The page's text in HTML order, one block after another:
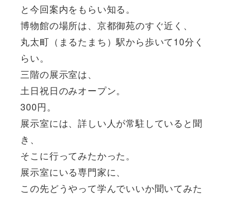
と今回案内をもらい知る。
博物館の場所は、京都御苑のすぐ近く、
丸太町（まるたまち）駅から歩いて10分く
らい。
三階の展示室は、
土日祝日のみオープン。
300円。
展示室には、詳しい人が常駐していると聞
き、
そこに行ってみたかった。
展示室にいる専門家に、
この先どうやって学んでいいか聞いてみた